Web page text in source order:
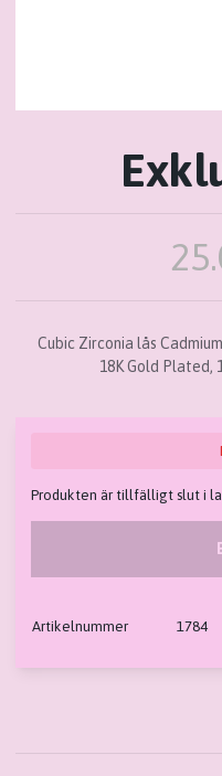
Cubic Zirconia lås
18K Gold Plated,
Produkten är tillfälligt slut i
Artikelnummer 1784